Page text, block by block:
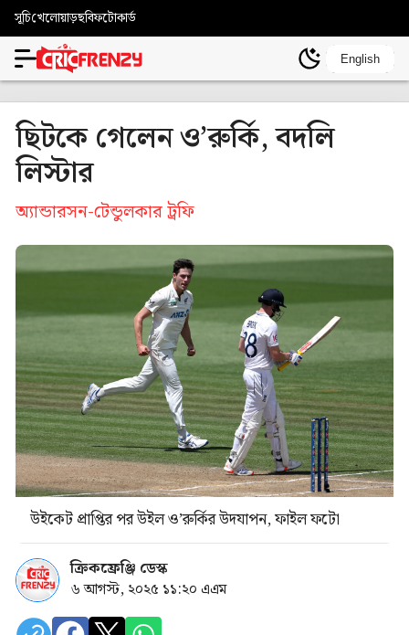
সূচিখেলোয়াড়ছবিফটোকার্ড
English
ছিটকে গেলেন ও’রুর্কি, বদলি
লিস্টার
অ্যান্ডারসন-টেন্ডুলকার ট্রফি
উইকেট প্রাপ্তির পর উইল ও’রুর্কির উদযাপন, ফাইল ফটো
ক্রিকফ্রেঞ্জি ডেস্ক
৬ আগস্ট, ২০২৫ ১১:২০ এএম